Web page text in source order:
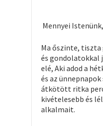
Mennyei
Ma őszinte, tiszta
és gondolatokkal
elé, Aki adod a
és az
átkötött ritka
kivételesebb és
alkalmait.